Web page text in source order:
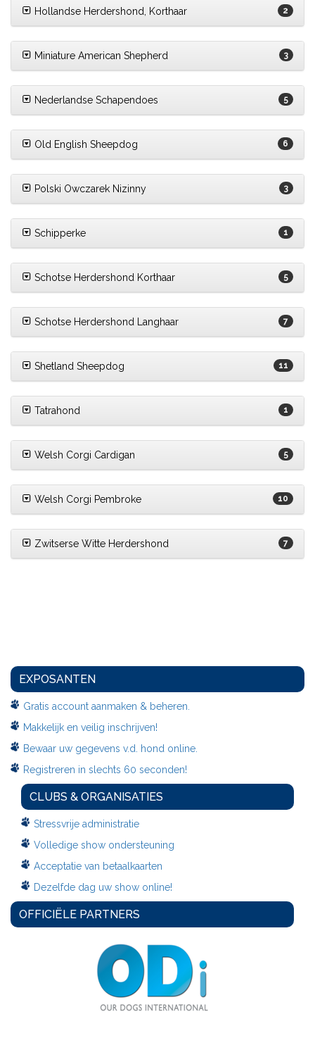
Hollandse Herdershond, Korthaar 2
Miniature American Shepherd 3
Nederlandse Schapendoes 5
Old English Sheepdog 6
Polski Owczarek Nizinny 3
Schipperke 1
Schotse Herdershond Korthaar 5
Schotse Herdershond Langhaar 7
Shetland Sheepdog 11
Tatrahond 1
Welsh Corgi Cardigan 5
Welsh Corgi Pembroke 10
Zwitserse Witte Herdershond 7
EXPOSANTEN
Gratis account aanmaken & beheren.
Makkelijk en veilig inschrijven!
Bewaar uw gegevens v.d. hond online.
Registreren in slechts 60 seconden!
CLUBS & ORGANISATIES
Stressvrije administratie
Volledige show ondersteuning
Acceptatie van betaalkaarten
Dezelfde dag uw show online!
OFFICIËLE PARTNERS